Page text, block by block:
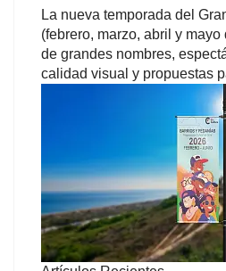
La nueva temporada del
(febrero, marzo, abril y
de grandes nombres,
calidad visual y propuestas